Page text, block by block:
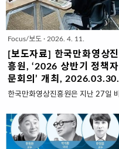
Focus/보도 · 2026. 4. 11.
[보도자료] 한국만화영상진
흥원, ‘2026 상반기 정책자
문회의’ 개최, 2026.03.30.
한국만화영상진흥원은 지난 27일 비
상반기 정책자문회의’를 개최하고 만
화·웹툰 산업의 미래 경쟁력을 위한
정책자문위원회를 본격 가동한다고